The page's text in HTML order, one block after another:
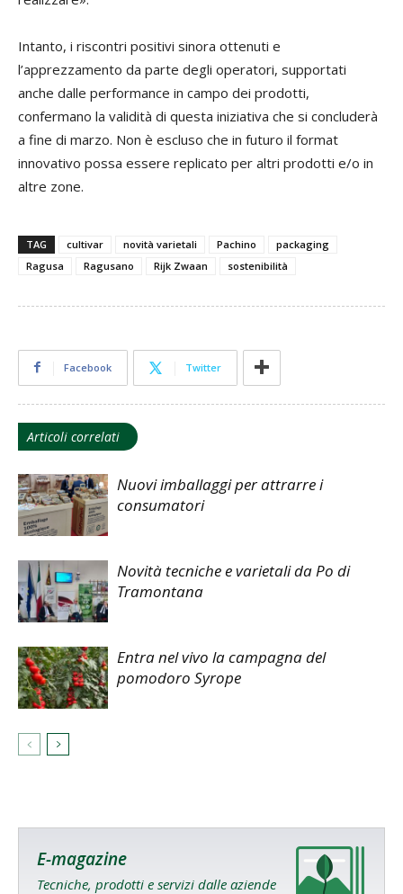
Intanto, i riscontri positivi sinora ottenuti e
l’apprezzamento da parte degli operatori, supportati
anche dalle performance in campo dei prodotti,
confermano la validità di questa iniziativa che si concluderà
a fine di marzo. Non è escluso che in futuro il format
innovativo possa essere replicato per altri prodotti e/o in
altre zone.
TAG cultivar novità varietali Pachino
packaging
Ragusa
Ragusano Rijk Zwaan sostenibilità
Facebook Twitter
Articoli correlati
Nuovi imballaggi per attrarre i
consumatori
Novità tecniche e varietali da Po di
Tramontana
Entra nel vivo la campagna del
pomodoro Syrope
E-magazine
Tecniche, prodotti e servizi dalle aziende